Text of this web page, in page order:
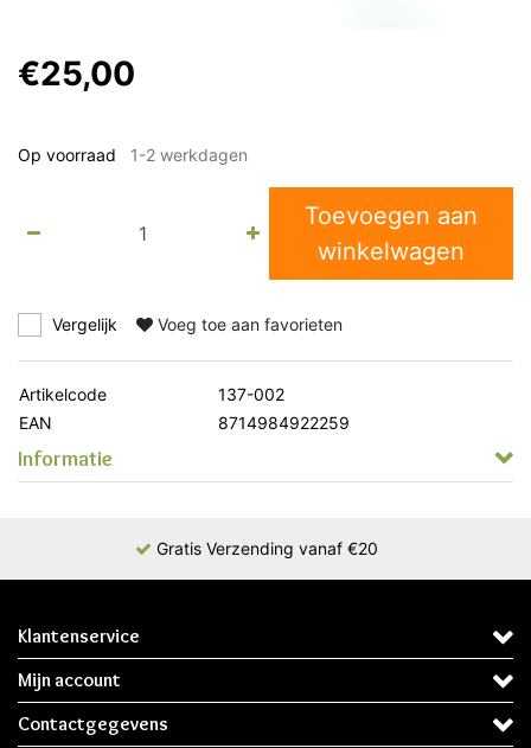
€25,00
Op voorraad 1-2 werkdagen
Toevoegen aan
winkelwagen
Vergelijk Voeg toe aan favorieten
Artikelcode
137-002
EAN
8714984922259
Informatie
Gratis Verzending vanaf €20
Klantenservice
Mijn account
Contactgegevens